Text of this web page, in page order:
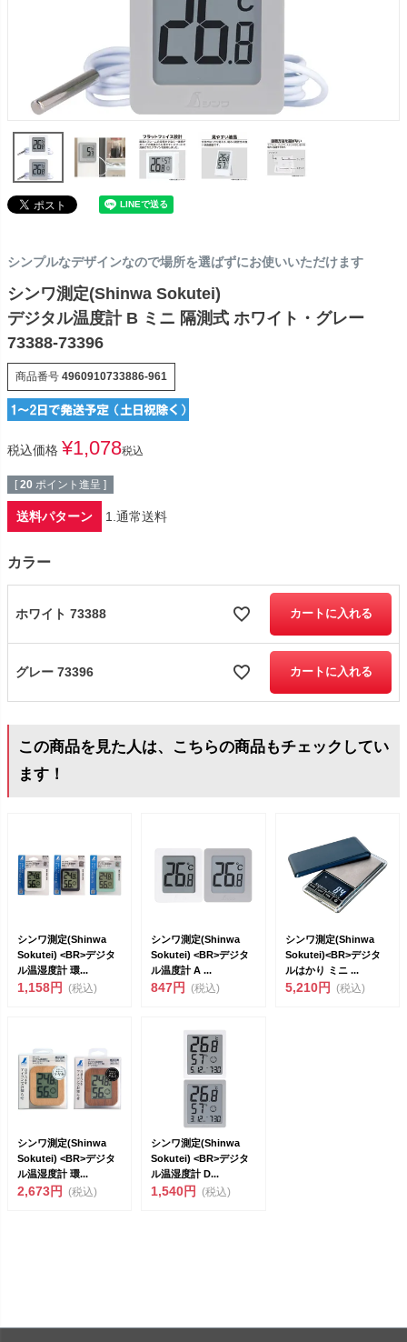
シンプルなデザインなので場所を選ばずにお使いいただけます
シンワ測定(Shinwa Sokutei)
デジタル温度計 B ミニ 隔測式 ホワイト・グレー
73388-73396
商品番号 4960910733886-961
税込価格 ¥1,078税込
[ 20 ポイント進呈 ]
送料パターン 1.通常送料
カラー
ホワイト 73388 カートに入れる
グレー 73396 カートに入れる
この商品を見た人は、こちらの商品もチェックしてい
ます！
シンワ測定(Shinwa
Sokutei) <BR>デジタ
ル温湿度計 環...
1,158円 (税込)
シンワ測定(Shinwa
Sokutei) <BR>デジタ
ル温度計 A ...
847円 (税込)
シンワ測定(Shinwa
Sokutei)<BR>デジタ
ルはかり ミニ ...
5,210円 (税込)
シンワ測定(Shinwa
Sokutei) <BR>デジタ
ル温湿度計 環...
2,673円 (税込)
シンワ測定(Shinwa
Sokutei) <BR>デジタ
ル温湿度計 D...
1,540円 (税込)